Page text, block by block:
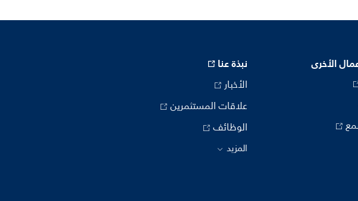
الأخرى نبذة عنا
الأخبار
علاقات المستثمرين
الوظائف
المزيد